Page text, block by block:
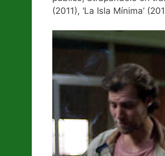
(2011), ‘La Isla Mínima’